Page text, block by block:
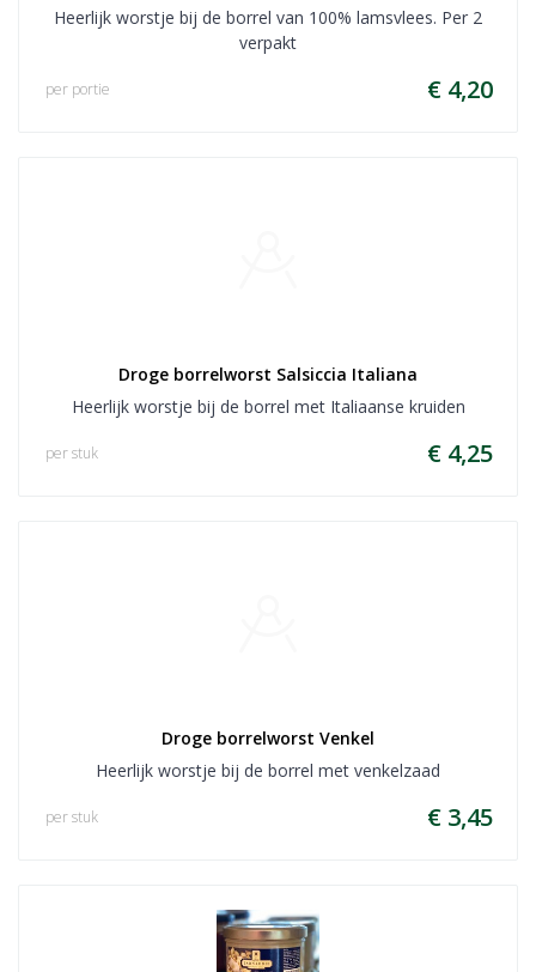
Heerlijk worstje bij de borrel van 100% lamsvlees. Per 2
verpakt
€ 4,20
per portie
Droge borrelworst Salsiccia Italiana
Heerlijk worstje bij de borrel met Italiaanse kruiden
€ 4,25
per stuk
Droge borrelworst Venkel
Heerlijk worstje bij de borrel met venkelzaad
€ 3,45
per stuk